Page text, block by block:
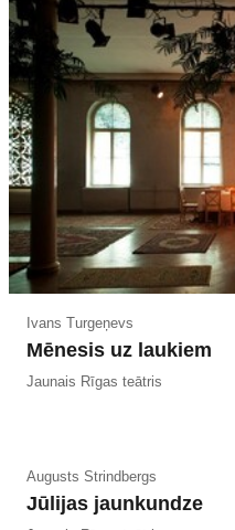
Ivans Turgeņevs
Mēnesis uz laukiem
Jaunais Rīgas teātris
Augusts Strindbergs
Jūlijas jaunkundze